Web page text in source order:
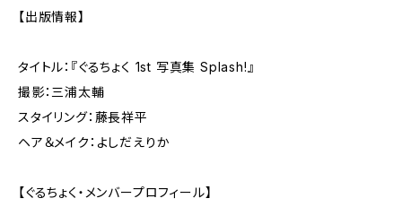
【出版情報】
タイトル：『ぐるちょく 1st 写真集 Splash!』
撮影：三浦太輔
スタイリング：藤長祥平
ヘア＆メイク：よしだえりか
【ぐるちょく・メンバープロフィール】